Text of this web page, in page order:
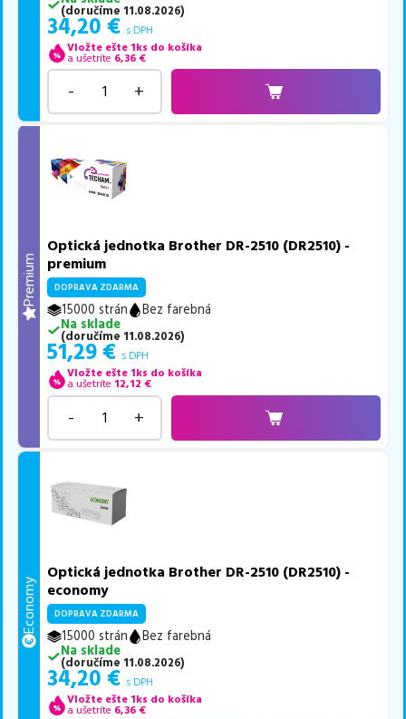
(doručíme 11.08.2026)
34,20 € s DPH
Vložte ešte 1ks do košíka
a ušetríte 6,36 €
- +
Premium
Optická jednotka Brother DR-2510 (DR2510) -
premium
DOPRAVA ZDARMA
15000 strán
Bez farebná
Na sklade
(doručíme 11.08.2026)
51,29 € s DPH
Vložte ešte 1ks do košíka
a ušetríte 12,12 €
- +
Economy
Optická jednotka Brother DR-2510 (DR2510) -
economy
DOPRAVA ZDARMA
15000 strán
Bez farebná
Na sklade
(doručíme 11.08.2026)
34,20 € s DPH
Vložte ešte 1ks do košíka
a ušetríte 6,36 €